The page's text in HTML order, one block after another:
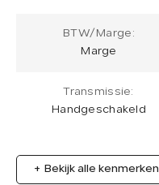
BTW/Marge:
Marge
Transmissie:
Handgeschakeld
+ Bekijk alle kenmerken